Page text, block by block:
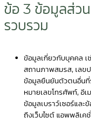
ข้อ 3 ข้อมูลส่ว
รวบรวม
ข้อมูลเกี่ยวกับบุคคล เ
สถานภาพสมรส, เลข
ข้อมูลยืนยันตัวตนอื่นที่
หมายเลขโทรศัพท์, อี
ข้อมูลเบราว์เซอร์และ
ถึงเว็บไซต์ แอพพลิเค